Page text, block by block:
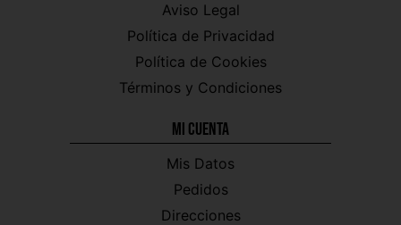
Aviso Legal
Política de Privacidad
Política de Cookies
Términos y Condiciones
Mi CUENTA
Mis Datos
Pedidos
Direcciones